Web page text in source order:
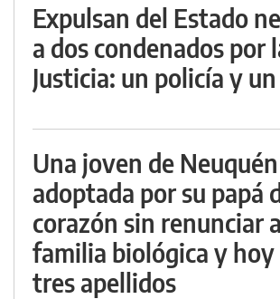
Expulsan del Estado
a dos condenados por
Justicia: un policía y
Una joven de
adoptada por su papá
corazón sin renunciar
familia biológica y hoy
tres apellidos